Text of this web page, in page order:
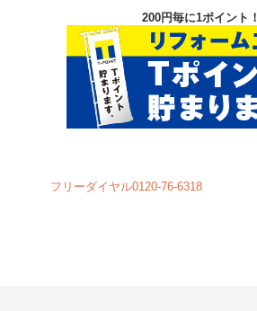
200円毎に1ポイント！
フリーダイヤル0120-76-6318